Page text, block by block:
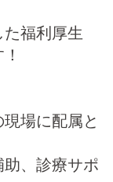
福利厚生
場に配属と
、診療サポ